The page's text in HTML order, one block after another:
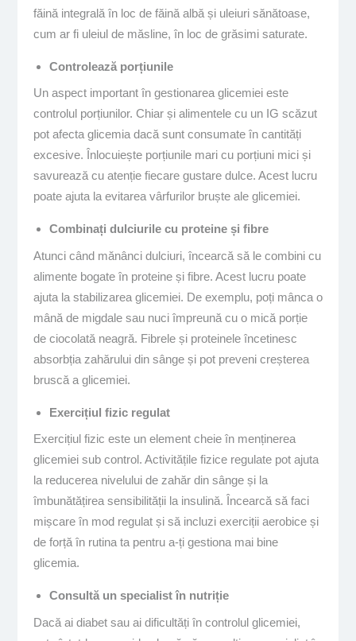
făină integrală în loc de făină albă și uleiuri sănătoase,
cum ar fi uleiul de măsline, în loc de grăsimi saturate.
Controlează porțiunile
Un aspect important în gestionarea glicemiei este
controlul porțiunilor. Chiar și alimentele cu un IG scăzut
pot afecta glicemia dacă sunt consumate în cantități
excesive. Înlocuiește porțiunile mari cu porțiuni mici și
savurează cu atenție fiecare gustare dulce. Acest lucru
poate ajuta la evitarea vârfurilor bruște ale glicemiei.
Combinați dulciurile cu proteine și fibre
Atunci când mănânci dulciuri, încearcă să le combini cu
alimente bogate în proteine și fibre. Acest lucru poate
ajuta la stabilizarea glicemiei. De exemplu, poți mânca o
mână de migdale sau nuci împreună cu o mică porție
de ciocolată neagră. Fibrele și proteinele încetinesc
absorbția zahărului din sânge și pot preveni creșterea
bruscă a glicemiei.
Exercițiul fizic regulat
Exercițiul fizic este un element cheie în menținerea
glicemiei sub control. Activitățile fizice regulate pot ajuta
la reducerea nivelului de zahăr din sânge și la
îmbunătățirea sensibilității la insulină. Încearcă să faci
mișcare în mod regulat și să incluzi exerciții aerobice și
de forță în rutina ta pentru a-ți gestiona mai bine
glicemia.
Consultă un specialist în nutriție
Dacă ai diabet sau ai dificultăți în controlul glicemiei,